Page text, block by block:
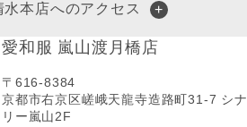
本店へのアクセス
愛和服 嵐山渡月橋店
〒616-8384
京都市右京区嵯峨天龍寺造路町31-7 シナ
リー嵐山2F